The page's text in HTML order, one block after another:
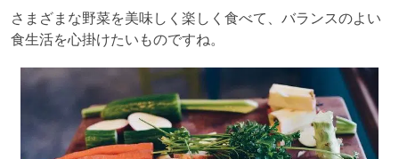
さまざまな野菜を美味しく楽しく食べて、バランスのよい
食生活を心掛けたいものですね。